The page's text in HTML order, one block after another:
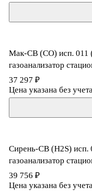
Мак-СВ (CO) исп. 011
газоанализатор
37 297 ₽
Цена указана без
Сирень-СВ (H2S) исп.
газоанализатор
39 756 ₽
Цена указана без